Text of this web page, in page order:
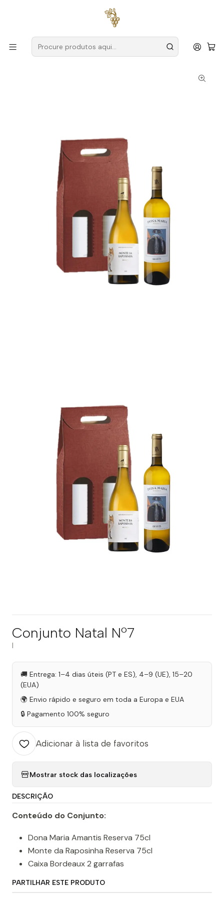
para encomendas a partir de
Cabazes Conjunto Natal Nº7
Conjunto Natal Nº7
🚚 Entrega: 1–4 dias úteis (PT e ES), 4–9 (UE), 15–20
(EUA)
🌍 Envio rápido e seguro em toda a Europa e EUA
🔒 Pagamento 100% seguro
Adicionar à lista de favoritos
Mostrar stock das localizações
DESCRIÇÃO
Conteúdo do Conjunto:
Dona Maria Amantis Reserva 75cl
Monte da Raposinha Reserva 75cl
Caixa Bordeaux 2 garrafas
PARTILHAR ESTE PRODUTO